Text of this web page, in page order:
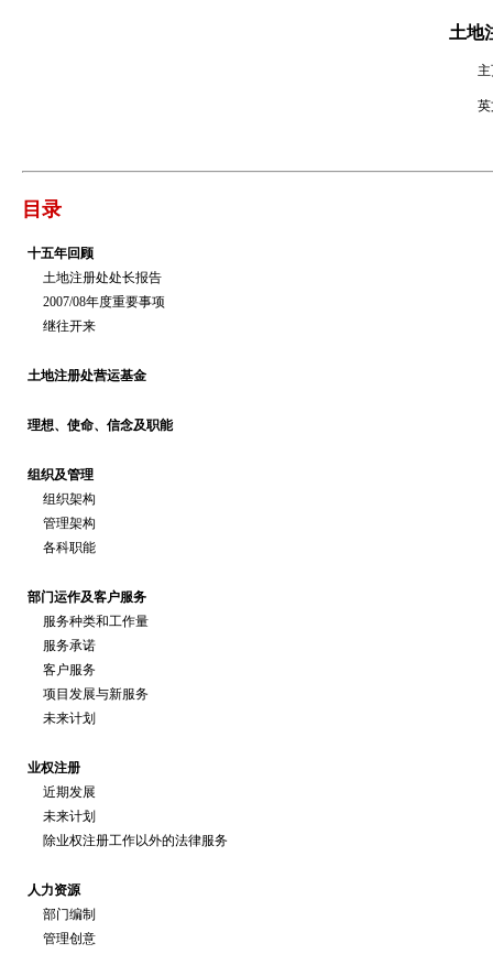
土地
目录
十五年回顾
土地注册处处长报告
2007/08年度重要事项
继往开来
土地注册处营运基金
理想、使命、信念及职能
组织及管理
组织架构
管理架构
各科职能
部门运作及客户服务
服务种类和工作量
服务承诺
客户服务
项目发展与新服务
未来计划
业权注册
近期发展
未来计划
除业权注册工作以外的法律服务
人力资源
部门编制
管理创意